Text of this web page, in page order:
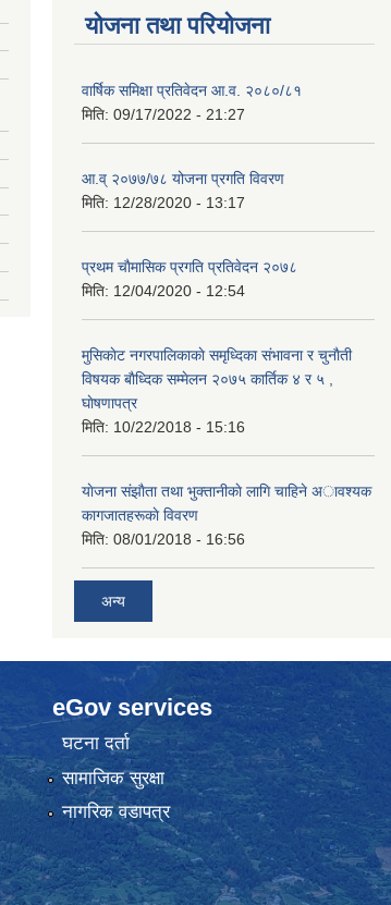
योजना तथा परियोजना
वार्षिक समिक्षा प्रतिवेदन आ.व. २०८०/८१
मिति: 09/17/2022 - 21:27
आ.व् २०७७/७८ योजना प्रगति विवरण
मिति: 12/28/2020 - 13:17
प्रथम चाैमासिक प्रगति प्रतिवेदन २०७८
मिति: 12/04/2020 - 12:54
मुसिकाेट नगरपालिकाकाे समृध्दिका संभावना र चुनाैती
विषयक बाैध्दिक सम्मेलन २०७५ कार्तिक ४ र ५ ,
घाेषणापत्र
मिति: 10/22/2018 - 15:16
याेजना संझाैता तथा भुक्तानीकाे लागि चाहिने अावश्यक
कागजातहरूकाे विवरण
मिति: 08/01/2018 - 16:56
अन्य
eGov services
घटना दर्ता
सामाजिक सुरक्षा
नागरिक वडापत्र